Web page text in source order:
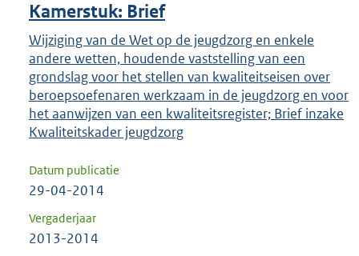
Kamerstuk: Brief
Wijziging van de Wet op de jeugdzorg en enkele
andere wetten, houdende vaststelling van een
grondslag voor het stellen van kwaliteitseisen over
beroepsoefenaren werkzaam in de jeugdzorg en voor
het aanwijzen van een kwaliteitsregister; Brief inzake
Kwaliteitskader jeugdzorg
Datum publicatie
29-04-2014
Vergaderjaar
2013-2014